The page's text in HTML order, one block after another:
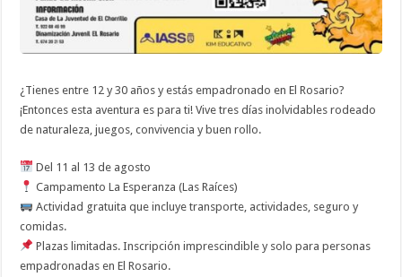
¿Tienes entre 12 y 30 años y estás empadronado en El Rosario?
¡Entonces esta aventura es para ti! Vive tres días inolvidables rodeado
de naturaleza, juegos, convivencia y buen rollo.
Del 11 al 13 de agosto
Campamento La Esperanza (Las Raíces)
Actividad gratuita que incluye transporte, actividades, seguro y
comidas.
Plazas limitadas. Inscripción imprescindible y solo para personas
empadronadas en El Rosario.